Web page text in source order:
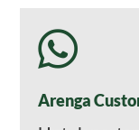
Arenga